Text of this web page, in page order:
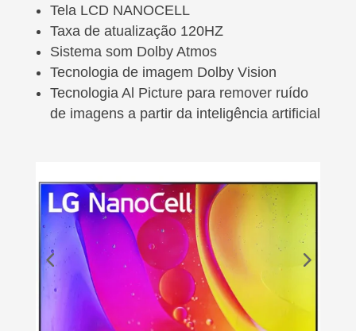
Tela LCD NANOCELL
Taxa de atualização 120HZ
Sistema som Dolby Atmos
Tecnologia de imagem Dolby Vision
Tecnologia Al Picture para remover ruído
de imagens a partir da inteligência artificial